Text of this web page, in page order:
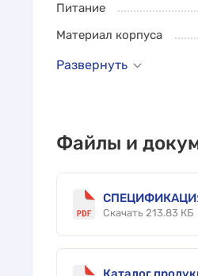
Питание
Материал корпуса
Развернуть
Файлы и
Скачать 213.83 КБ